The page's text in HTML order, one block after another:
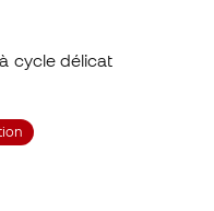
cycle délicat